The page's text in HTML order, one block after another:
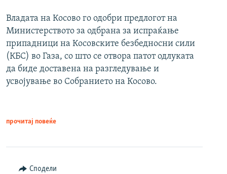
Владата на Косово го одобри предлогот на
Министерството за одбрана за испраќање
припадници на Косовските безбедносни сили
(КБС) во Газа, со што се отвора патот одлуката
да биде доставена на разгледување и
усвојување во Собранието на Косово.
прочитај повеќе
Сподели